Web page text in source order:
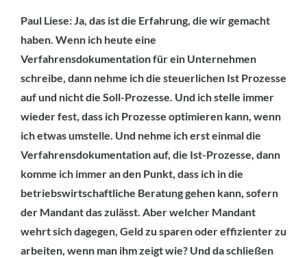
Paul Liese: Ja, das ist die Erfahrung, die wir gemacht
haben. Wenn ich heute eine
Verfahrensdokumentation für ein Unternehmen
schreibe, dann nehme ich die steuerlichen Ist Prozesse
auf und nicht die Soll-Prozesse. Und ich stelle immer
wieder fest, dass ich Prozesse optimieren kann, wenn
ich etwas umstelle. Und nehme ich erst einmal die
Verfahrensdokumentation auf, die Ist-Prozesse, dann
komme ich immer an den Punkt, dass ich in die
betriebswirtschaftliche Beratung gehen kann, sofern
der Mandant das zulässt. Aber welcher Mandant
wehrt sich dagegen, Geld zu sparen oder effizienter zu
arbeiten, wenn man ihm zeigt wie? Und da schließen